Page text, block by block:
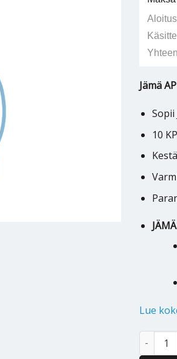
Jämä
Sopii
10
Lue